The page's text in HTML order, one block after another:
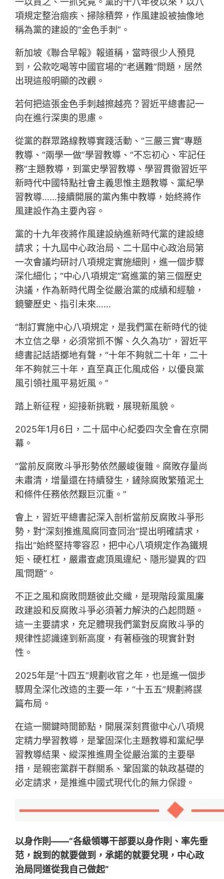
項規定整治痼疾、掃除積弊，作風建設被抽像地
稱為黨的建設的“金色手刺”。
新加坡《聯合早報》報道稱，當時很少人預見
到，公款吃喝等中國官場的“老邁難”問題，居然
出現這般明顯的改觀。
若何把這張金色手刺越擦越亮？習近平總書記一
向在進行深奧的思慮。
從黨的群眾路線教導實踐活動、“三嚴三實”專題
教導、“兩學一做”學習教導、“不忘初心、牢記任
務”主題教導，到黨史學習教導、學習貫徹習近平
新時代中國特點社會主義思惟主題教導、黨紀學
習教導……接續開展的黨內集中教導，始終將作
風建設作為主要內容。
黨的十九年夜將作風建設納進新時代黨的建設總
請求；十九屆中心政治局、二十屆中心政治局第
一次會議均研討八項規定實施細則，進一個步驟
深化細化；“中心八項規定”寫進黨的第三個歷史
決議，作為新時代周全從嚴治黨的成績和經驗，
鏡鑒歷史、指引未來……
“制訂實施中心八項規定，是我們黨在新時代的徙
木立信之舉，必須常抓不懈、久久為功”，習近平
總書記話語擲地有聲，“十年不夠就二十年，二十
年不夠就三十年，直至真正化風成俗，以優良黨
風引領社風平易近風。”
踏上新征程，迎接新挑戰，展現新風貌。
2025年1月6日，二十屆中心紀委四次全會在京開
幕。
“當前反腐敗斗爭形勢依然嚴峻復雜。腐敗存量尚
未肅清，增量還在持續發生，鏟除腐敗繁殖泥土
和條件任務依然艱巨沉重。”
會上，習近平總書記深入剖析當前反腐敗斗爭形
勢，對“深刻推進風腐同查同治”提出明確請求，
指出“始終堅持零容忍，把中心八項規定作為鐵規
矩、硬杠杠，嚴肅查處頂風違紀、隱形變異的‘四
風’問題”。
不正之風和腐敗問題彼此交織，是現階段黨風廉
政建設和反腐敗斗爭必須著力解決的凸起問題。
這一主要請求，充足體現我們黨對反腐敗斗爭的
規律性認識達到新高度，有著極強的現實針對
性。
2025年是“十四五”規劃收官之年，也是進一個步
驟周全深化改造的主要一年，“十五五”規劃將謀
篇布局。
在這一關鍵時間節點，開展深刻貫徹中心八項規
定精力學習教導，是鞏固深化主題教導和黨紀學
習教導結果、縱深推進周全從嚴治黨的主要舉
措，是親密黨群干群關系、鞏固黨的執政基礎的
必定請求，是推進中國式現代化的無力保證。
以身作則——“各級領導干部要以身作則、率先垂
范，說到的就要做到，承諾的就要兌現，中心政
治局同道從我自己做起”